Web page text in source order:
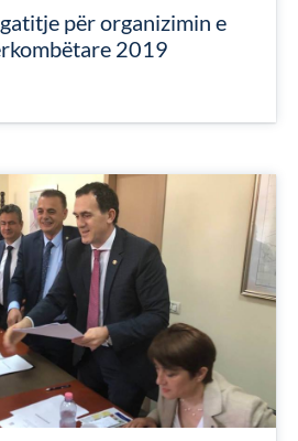
për organizimin e
2019